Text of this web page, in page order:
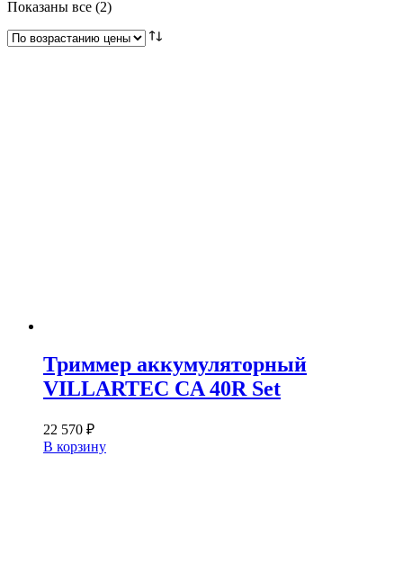
Показаны все (2)Цены:
возрастанию
Триммер аккумуляторный
VILLARTEC CA 40R Set
22 570 ₽
В корзину